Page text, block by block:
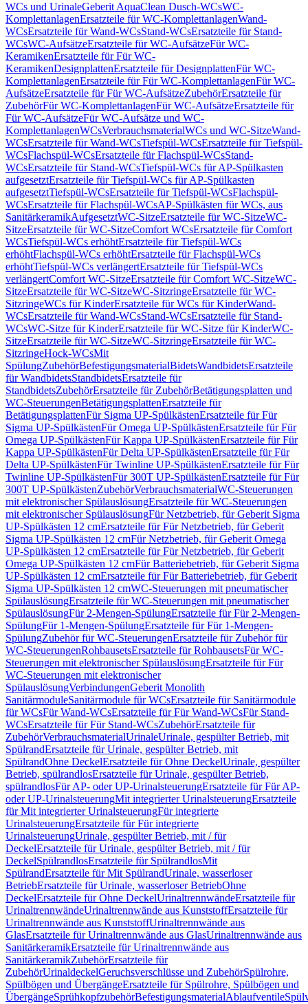
WCs und UrinaleGeberit AquaClean Dusch-WCsWC-
KomplettanlagenErsatzteile für WC-KomplettanlagenWand-
WCsErsatzteile für Wand-WCsStand-WCsErsatzteile für Stand-
WCsWC-AufsätzeErsatzteile für WC-AufsätzeFür WC-
KeramikenErsatzteile für Für WC-
KeramikenDesignplattenErsatzteile für DesignplattenFür WC-
KomplettanlagenErsatzteile für Für WC-KomplettanlagenFür WC-
AufsätzeErsatzteile für Für WC-AufsätzeZubehörErsatzteile für
ZubehörFür WC-KomplettanlagenFür WC-AufsätzeErsatzteile für
Für WC-AufsätzeFür WC-Aufsätze und WC-
KomplettanlagenWCsVerbrauchsmaterialWCs und WC-SitzeWand-
WCsErsatzteile für Wand-WCsTiefspül-WCsErsatzteile für Tiefspül-
WCsFlachspül-WCsErsatzteile für Flachspül-WCsStand-
WCsErsatzteile für Stand-WCsTiefspül-WCs für AP-Spülkasten
aufgesetztErsatzteile für Tiefspül-WCs für AP-Spülkasten
aufgesetztTiefspül-WCsErsatzteile für Tiefspül-WCsFlachspül-
WCsErsatzteile für Flachspül-WCsAP-Spülkästen für WCs, aus
SanitärkeramikAufgesetztWC-SitzeErsatzteile für WC-SitzeWC-
SitzeErsatzteile für WC-SitzeComfort WCsErsatzteile für Comfort
WCsTiefspül-WCs erhöhtErsatzteile für Tiefspül-WCs
erhöhtFlachspül-WCs erhöhtErsatzteile für Flachspül-WCs
erhöhtTiefspül-WCs verlängertErsatzteile für Tiefspül-WCs
verlängertComfort WC-SitzeErsatzteile für Comfort WC-SitzeWC-
SitzeErsatzteile für WC-SitzeWC-SitzringeErsatzteile für WC-
SitzringeWCs für KinderErsatzteile für WCs für KinderWand-
WCsErsatzteile für Wand-WCsStand-WCsErsatzteile für Stand-
WCsWC-Sitze für KinderErsatzteile für WC-Sitze für KinderWC-
SitzeErsatzteile für WC-SitzeWC-SitzringeErsatzteile für WC-
SitzringeHock-WCsMit
SpülungZubehörBefestigungsmaterialBidetsWandbidetsErsatzteile
für WandbidetsStandbidetsErsatzteile für
StandbidetsZubehörErsatzteile für ZubehörBetätigungsplatten und
WC-SteuerungenBetätigungsplattenErsatzteile für
BetätigungsplattenFür Sigma UP-SpülkästenErsatzteile für Für
Sigma UP-SpülkästenFür Omega UP-SpülkästenErsatzteile für Für
Omega UP-SpülkästenFür Kappa UP-SpülkästenErsatzteile für Für
Kappa UP-SpülkästenFür Delta UP-SpülkästenErsatzteile für Für
Delta UP-SpülkästenFür Twinline UP-SpülkästenErsatzteile für Für
Twinline UP-SpülkästenFür 300T UP-SpülkästenErsatzteile für Für
300T UP-SpülkästenZubehörVerbrauchsmaterialWC-Steuerungen
mit elektronischer SpülauslösungErsatzteile für WC-Steuerungen
mit elektronischer SpülauslösungFür Netzbetrieb, für Geberit Sigma
UP-Spülkästen 12 cmErsatzteile für Für Netzbetrieb, für Geberit
Sigma UP-Spülkästen 12 cmFür Netzbetrieb, für Geberit Omega
UP-Spülkästen 12 cmErsatzteile für Für Netzbetrieb, für Geberit
Omega UP-Spülkästen 12 cmFür Batteriebetrieb, für Geberit Sigma
UP-Spülkästen 12 cmErsatzteile für Für Batteriebetrieb, für Geberit
Sigma UP-Spülkästen 12 cmWC-Steuerungen mit pneumatischer
SpülauslösungErsatzteile für WC-Steuerungen mit pneumatischer
SpülauslösungFür 2-Mengen-SpülungErsatzteile für Für 2-Mengen-
SpülungFür 1-Mengen-SpülungErsatzteile für Für 1-Mengen-
SpülungZubehör für WC-SteuerungenErsatzteile für Zubehör für
WC-SteuerungenRohbausetsErsatzteile für RohbausetsFür WC-
Steuerungen mit elektronischer SpülauslösungErsatzteile für Für
WC-Steuerungen mit elektronischer
SpülauslösungVerbindungenGeberit Monolith
SanitärmoduleSanitärmodule für WCsErsatzteile für Sanitärmodule
für WCsFür Wand-WCsErsatzteile für Für Wand-WCsFür Stand-
WCsErsatzteile für Für Stand-WCsZubehörErsatzteile für
ZubehörVerbrauchsmaterialUrinaleUrinale, gespülter Betrieb, mit
SpülrandErsatzteile für Urinale, gespülter Betrieb, mit
SpülrandOhne DeckelErsatzteile für Ohne DeckelUrinale, gespülter
Betrieb, spülrandlosErsatzteile für Urinale, gespülter Betrieb,
spülrandlosFür AP- oder UP-UrinalsteuerungErsatzteile für Für AP-
oder UP-UrinalsteuerungMit integrierter UrinalsteuerungErsatzteile
für Mit integrierter UrinalsteuerungFür integrierte
UrinalsteuerungErsatzteile für Für integrierte
UrinalsteuerungUrinale, gespülter Betrieb, mit / für
DeckelErsatzteile für Urinale, gespülter Betrieb, mit / für
DeckelSpülrandlosErsatzteile für SpülrandlosMit
SpülrandErsatzteile für Mit SpülrandUrinale, wasserloser
BetriebErsatzteile für Urinale, wasserloser BetriebOhne
DeckelErsatzteile für Ohne DeckelUrinaltrennwändeErsatzteile für
UrinaltrennwändeUrinaltrennwände aus KunststoffErsatzteile für
Urinaltrennwände aus KunststoffUrinaltrennwände aus
GlasErsatzteile für Urinaltrennwände aus GlasUrinaltrennwände aus
SanitärkeramikErsatzteile für Urinaltrennwände aus
SanitärkeramikZubehörErsatzteile für
ZubehörUrinaldeckelGeruchsverschlüsse und ZubehörSpülrohre,
Spülbögen und ÜbergängeErsatzteile für Spülrohre, Spülbögen und
ÜbergängeSprühkopfzubehörBefestigungsmaterialAblaufventile